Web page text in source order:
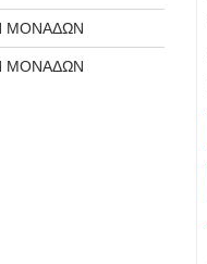
ΜΟΝΑΔΩΝ
ΜΟΝΑΔΩΝ